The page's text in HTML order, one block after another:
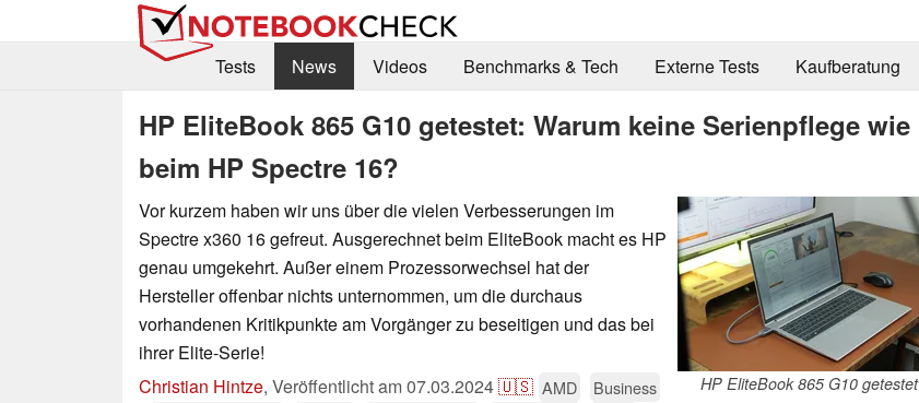
Tests
News Videos Benchmarks & Tech Externe Tests Kaufberatung
HP EliteBook 865 G10 getestet: Warum keine Serienpflege wie
beim HP Spectre 16?
HP EliteBook 865 G10 getestet
Vor kurzem haben wir uns über die vielen Verbesserungen im
Spectre x360 16 gefreut. Ausgerechnet beim EliteBook macht es HP
genau umgekehrt. Außer einem Prozessorwechsel hat der
Hersteller offenbar nichts unternommen, um die durchaus
vorhandenen Kritikpunkte am Vorgänger zu beseitigen und das bei
ihrer Elite-Serie!
Christian Hintze, Veröffentlicht am07.03.2024🇺🇸 AMD
Business